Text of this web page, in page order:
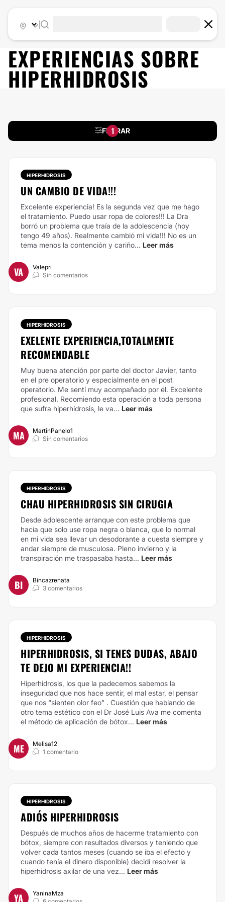
EXPERIENCIAS SOBRE
HIPERHIDROSIS
FILTRAR
1
HIPERHIDROSIS
UN CAMBIO DE VIDA!!!
Excelente experiencia! Es la segunda vez que me hago
el tratamiento. Puedo usar ropa de colores!!! La Dra
borró un problema que traía de la adolescencia (hoy
tengo 49 años). Realmente cambió mi vida!!! No es un
tema menos la contención y cariño... Leer más
VA
Valepri
Sin comentarios
HIPERHIDROSIS
EXELENTE EXPERIENCIA,TOTALMENTE
RECOMENDABLE
Muy buena atención por parte del doctor Javier, tanto
en el pre operatorio y especialmente en el post
operatorio. Me sentí muy acompañado por él. Excelente
profesional. Recomiendo esta operación a toda persona
que sufra hiperhidrosis, le va... Leer más
MA
MartinPanelo1
Sin comentarios
HIPERHIDROSIS
CHAU HIPERHIDROSIS SIN CIRUGIA
Desde adolescente arranque con este problema que
hacía que solo use ropa negra o blanca, que lo normal
en mi vida sea llevar un desodorante a cuesta siempre y
andar siempre de musculosa. Pleno invierno y la
transpiración me traspasaba hasta... Leer más
BI
Bincazrenata
3 comentarios
HIPERHIDROSIS
HIPERHIDROSIS, SI TENES DUDAS, ABAJO
TE DEJO MI EXPERIENCIA!!
Hiperhidrosis, los que la padecemos sabemos la
inseguridad que nos hace sentir, el mal estar, el pensar
que nos "sienten olor feo" . Cuestión que hablando de
otro tema estético con el Dr José Luis Ava me comenta
el método de aplicación de bótox... Leer más
ME
Melisa12
1 comentario
HIPERHIDROSIS
ADIÓS HIPERHIDROSIS
Después de muchos años de hacerme tratamiento con
bótox, siempre con resultados diversos y teniendo que
volver cada tantos meses (cuando se iba el efecto y
cuando tenía el dinero disponible) decidí resolver la
hiperhidrosis axilar de una vez... Leer más
YA
YaninaMza